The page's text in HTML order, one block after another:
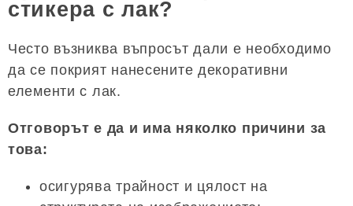
стикера с лак?
Често възниква въпросът дали е необходимо
да се покрият нанесените декоративни
елементи с лак.
Отговорът е да и има няколко причини за
това:
осигурява трайност и цялост на